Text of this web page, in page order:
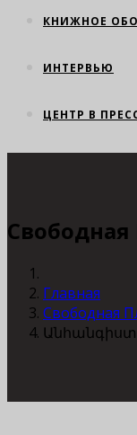
КНИЖНОЕ
ИНТЕРВЬЮ
ЦЕНТР В
Главная
Свободная
Անհանգիստ